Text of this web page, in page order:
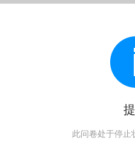
此问卷处于停止